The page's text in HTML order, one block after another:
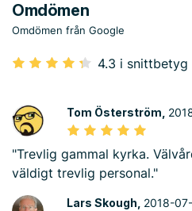
Omdömen
Omdömen från Google
4.3 i snittbetyg
Tom Österström,
"Trevlig gammal kyrka.
väldigt trevlig personal."
Lars Skough, 2018-